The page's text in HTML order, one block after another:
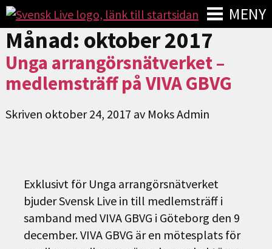
MENY
Månad: oktober 2017
Unga arrangörsnätverket –
medlemsträff på VIVA GBVG
Skriven oktober 24, 2017 av Moks Admin
Exklusivt för Unga arrangörsnätverket
bjuder Svensk Live in till medlemsträff i
samband med VIVA GBVG i Göteborg den 9
december. VIVA GBVG är en mötesplats för